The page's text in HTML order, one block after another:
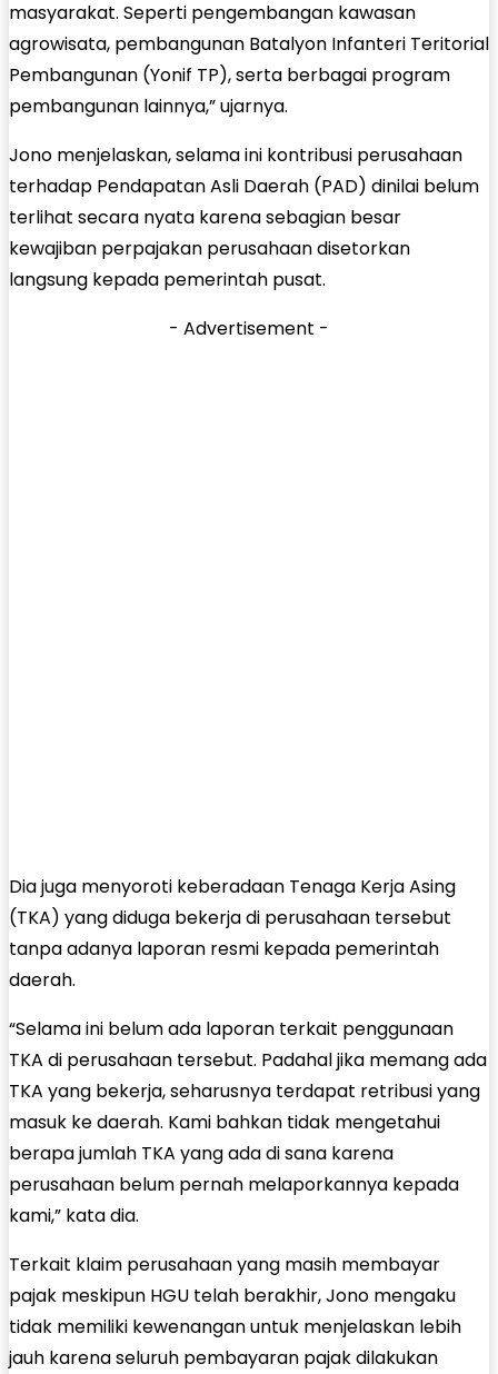
masyarakat. Seperti pengembangan kawasan
agrowisata, pembangunan Batalyon Infanteri Teritorial
Pembangunan (Yonif TP), serta berbagai program
pembangunan lainnya,” ujarnya.
Jono menjelaskan, selama ini kontribusi perusahaan
terhadap Pendapatan Asli Daerah (PAD) dinilai belum
terlihat secara nyata karena sebagian besar
kewajiban perpajakan perusahaan disetorkan
langsung kepada pemerintah pusat.
- Advertisement -
Dia juga menyoroti keberadaan Tenaga Kerja Asing
(TKA) yang diduga bekerja di perusahaan tersebut
tanpa adanya laporan resmi kepada pemerintah
daerah.
“Selama ini belum ada laporan terkait penggunaan
TKA di perusahaan tersebut. Padahal jika memang ada
TKA yang bekerja, seharusnya terdapat retribusi yang
masuk ke daerah. Kami bahkan tidak mengetahui
berapa jumlah TKA yang ada di sana karena
perusahaan belum pernah melaporkannya kepada
kami,” kata dia.
Terkait klaim perusahaan yang masih membayar
pajak meskipun HGU telah berakhir, Jono mengaku
tidak memiliki kewenangan untuk menjelaskan lebih
jauh karena seluruh pembayaran pajak dilakukan